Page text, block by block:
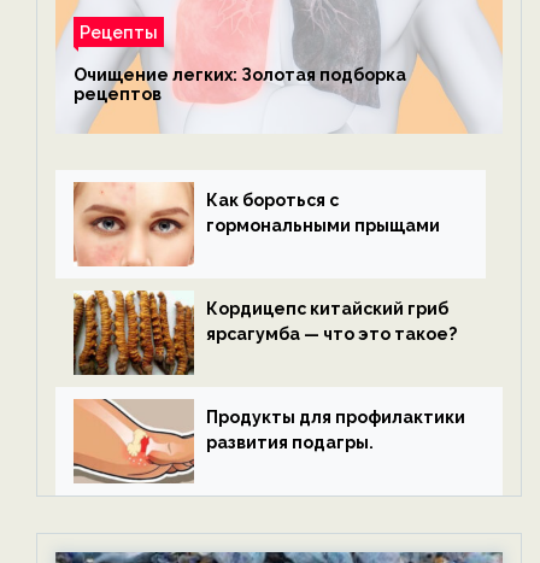
Рецепты
Очищение легких: Золотая подборка
рецептов
Как бороться с
гормональными прыщами
Кордицепс китайский гриб
ярсагумба — что это такое?
Продукты для профилактики
развития подагры.